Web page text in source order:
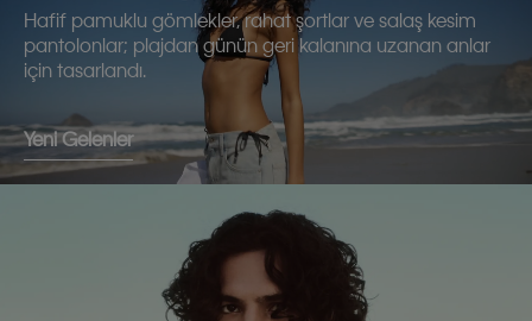
Hafif pamuklu gömlekler, rahat şortlar ve salaş kesim
pantolonlar; plajdan günün geri kalanına uzanan anlar
için tasarlandı.
Yeni Gelenler